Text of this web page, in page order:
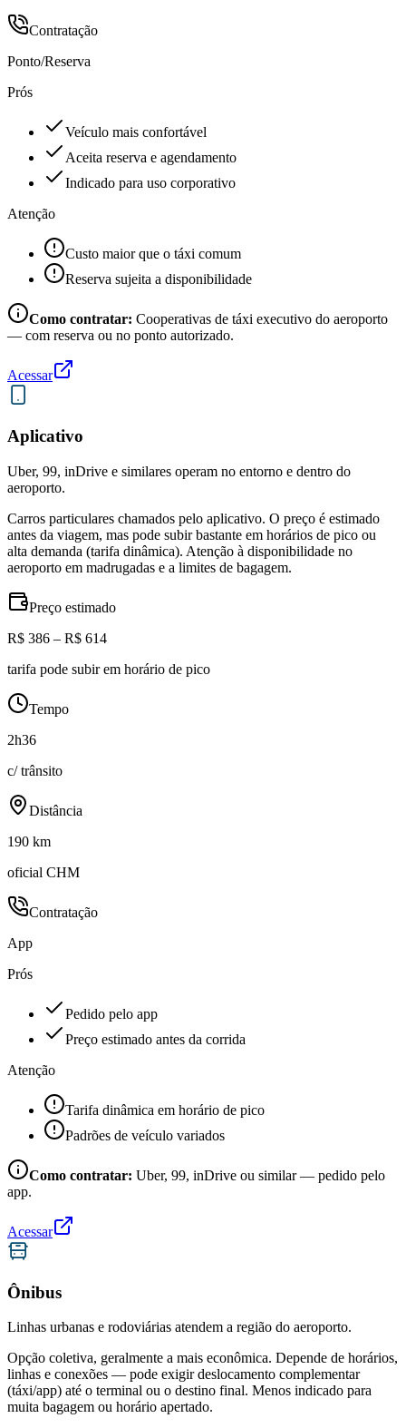
Contratação
Ponto/Reserva
Prós
Veículo mais confortável
Aceita reserva e agendamento
Indicado para uso corporativo
Atenção
Custo maior que o táxi comum
Reserva sujeita a disponibilidade
Como contratar: Cooperativas de táxi executivo do aeroporto
— com reserva ou no ponto autorizado.
Acessar
Aplicativo
Uber, 99, inDrive e similares operam no entorno e dentro do
aeroporto.
Carros particulares chamados pelo aplicativo. O preço é estimado
antes da viagem, mas pode subir bastante em horários de pico ou
alta demanda (tarifa dinâmica). Atenção à disponibilidade no
aeroporto em madrugadas e a limites de bagagem.
Preço estimado
R$ 386 – R$ 614
tarifa pode subir em horário de pico
Tempo
2h36
c/ trânsito
Distância
190 km
oficial CHM
Contratação
App
Prós
Pedido pelo app
Preço estimado antes da corrida
Atenção
Tarifa dinâmica em horário de pico
Padrões de veículo variados
Como contratar: Uber, 99, inDrive ou similar — pedido pelo
app.
Acessar
Ônibus
Linhas urbanas e rodoviárias atendem a região do aeroporto.
Opção coletiva, geralmente a mais econômica. Depende de horários,
linhas e conexões — pode exigir deslocamento complementar
(táxi/app) até o terminal ou o destino final. Menos indicado para
muita bagagem ou horário apertado.